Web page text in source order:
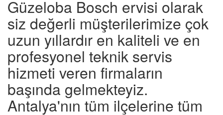
Güzeloba Bosch ervisi olarak
siz değerli müşterilerimize çok
uzun yıllardır en kaliteli ve en
profesyonel teknik servis
hizmeti veren firmaların
başında gelmekteyiz.
Antalya'nın tüm ilçelerine tüm